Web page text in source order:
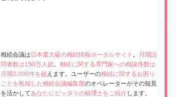
相続会議は 日本最大級の相続情報ポータルサイト
月間訪
問者数は150万人超
相続に関する専門家への相談件数は
月間2,000件を超 えます。ユーザーの相続に関するお困り
ごとを熟知した相続会議編集部のオペレーターがその知見
を活かしてあなたにピッタリの税理士をご紹介 します。